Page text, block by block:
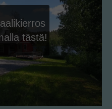
tästä!